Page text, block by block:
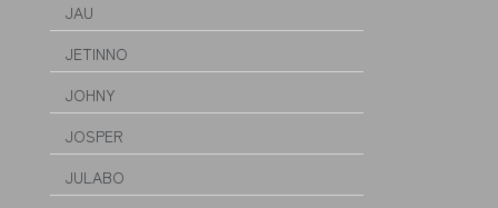
JAU
JETINNO
JOHNY
JOSPER
JULABO